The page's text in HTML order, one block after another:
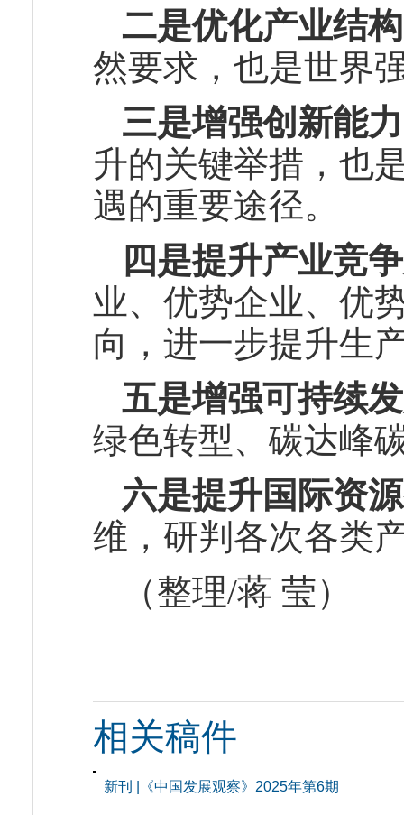
二是优化产业结
然要求，也是世界
三是增强创新能
升的关键举措，也
遇的重要途径。
四是提升产业竞
业、优势企业、优
向，进一步提升生
五是增强可持续
绿色转型、碳达峰
六是提升国际资
维，研判各次各类
（整理/蒋 莹）
相关稿件
新刊 |《中国发展观察》2025年第6期